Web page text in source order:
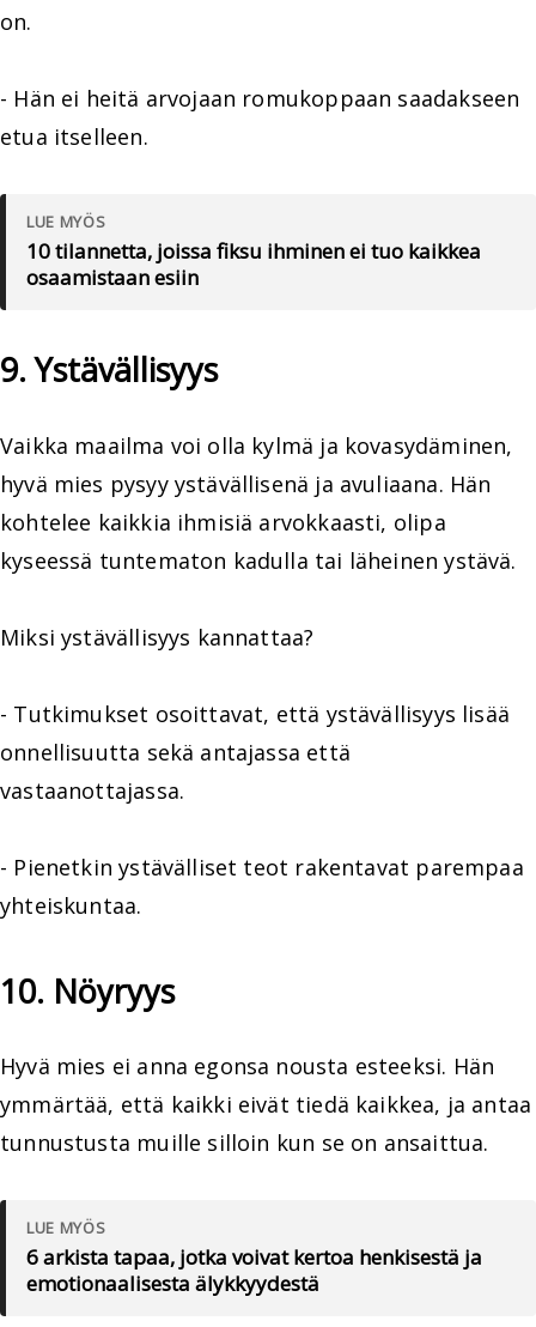
on.
- Hän ei heitä arvojaan romukoppaan saadakseen
etua itselleen.
LUE MYÖS
10 tilannetta, joissa fiksu ihminen ei tuo kaikkea
osaamistaan esiin
9. Ystävällisyys
Vaikka maailma voi olla kylmä ja kovasydäminen,
hyvä mies pysyy ystävällisenä ja avuliaana. Hän
kohtelee kaikkia ihmisiä arvokkaasti, olipa
kyseessä tuntematon kadulla tai läheinen ystävä.
Miksi ystävällisyys kannattaa?
- Tutkimukset osoittavat, että ystävällisyys lisää
onnellisuutta sekä antajassa että
vastaanottajassa.
- Pienetkin ystävälliset teot rakentavat parempaa
yhteiskuntaa.
10. Nöyryys
Hyvä mies ei anna egonsa nousta esteeksi. Hän
ymmärtää, että kaikki eivät tiedä kaikkea, ja antaa
tunnustusta muille silloin kun se on ansaittua.
LUE MYÖS
6 arkista tapaa, jotka voivat kertoa henkisestä ja
emotionaalisesta älykkyydestä